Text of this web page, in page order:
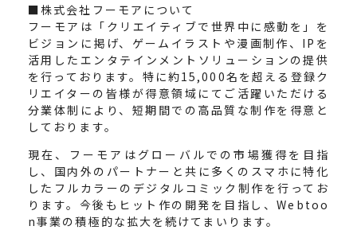
■株式会社フーモアについて
フーモアは「クリエイティブで世界中に感動を」を
ビジョンに掲げ、ゲームイラストや漫画制作、IPを
活用したエンタテインメントソリューションの提供
を行っております。特に約15,000名を超える登録ク
リエイターの皆様が得意領域にてご活躍いただける
分業体制により、短期間での高品質な制作を得意と
しております。
現在、フーモアはグローバルでの市場獲得を目指
し、国内外のパートナーと共に多くのスマホに特化
したフルカラーのデジタルコミック制作を行ってお
ります。今後もヒット作の開発を目指し、Webtoo
n事業の積極的な拡大を続けてまいります。